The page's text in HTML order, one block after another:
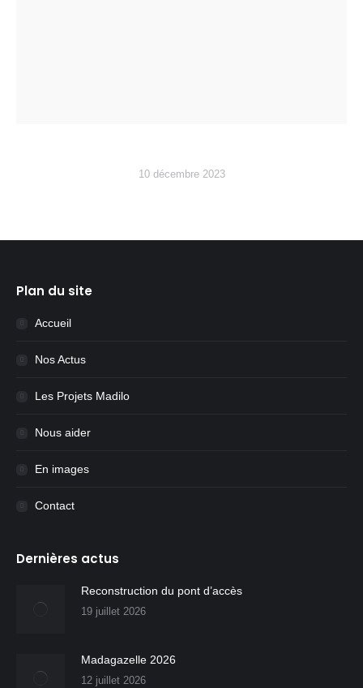
10 décembre 2023
Plan du site
Accueil
Nos Actus
Les Projets Madilo
Nous aider
En images
Contact
Dernières actus
Reconstruction du pont d’accès
19 juillet 2026
Madagazelle 2026
12 juillet 2026